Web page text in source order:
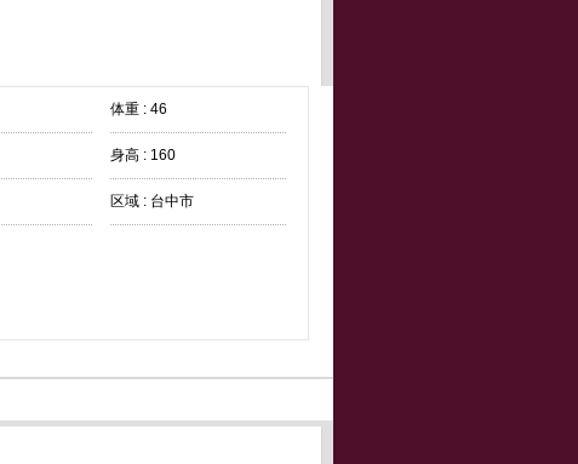
体重 : 46
身高 : 160
区域 : 台中市